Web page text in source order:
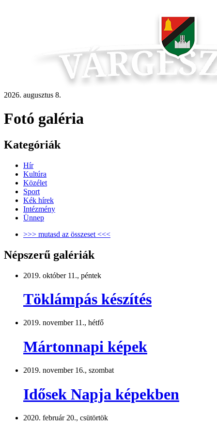
2026. augusztus 8.
Fotó galéria
Kategóriák
Hír
Kultúra
Közélet
Sport
Kék hírek
Intézmény
Ünnep
>>> mutasd az összeset <<<
Népszerű galériák
2019. október 11., péntek
Töklámpás készítés
2019. november 11., hétfő
Mártonnapi képek
2019. november 16., szombat
Idősek Napja képekben
2020. február 20., csütörtök